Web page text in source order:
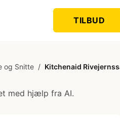
TILBUD
og Snitte / Kitchenaid
med hjælp fra AI.